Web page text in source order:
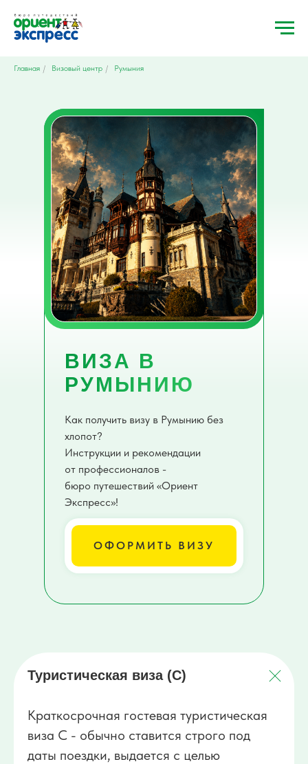
Главная / Визовый центр / Румыния
ВИЗА В
РУМЫНИЮ
Как получить визу в Румынию без
хлопот?
Инструкции и рекомендации
от профессионалов -
бюро путешествий «Ориент
Экспресс»!
ОФОРМИТЬ ВИЗУ
Туристическая виза (C)
Краткосрочная гостевая туристическая
виза C - обычно ставится строго под
даты поездки, выдается с целью